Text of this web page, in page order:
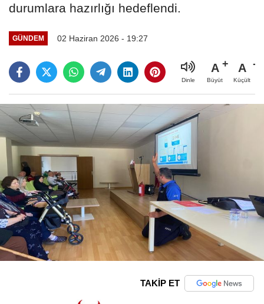
durumlara hazırlığı hedeflendi.
GÜNDEM 02 Haziran 2026 - 19:27
Dinle
A
Büyüt
A
Küçült
TAKİP ET